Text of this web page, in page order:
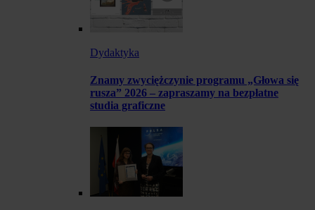
Dydaktyka
Znamy zwyciężczynie programu „Głowa się
rusza” 2026 – zapraszamy na bezpłatne
studia graficzne